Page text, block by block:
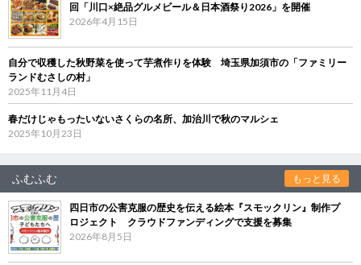
回「川口×絶品グルメビール＆日本酒祭り2026」を開催
2026年4月15日
自分で収穫した秋野菜を使って芋煮作りを体験 埼玉県加須市の「ファミリー
ランドむさしの村」
2025年11月4日
春だけじゃもったいないさくらの名所、加治川で秋のマルシェ
2025年10月23日
ふむふむ もっと見る
四日市の公害克服の歴史を伝える絵本『スモックリン』制作プ
ロジェクト クラウドファンディングで支援を募集
2026年8月5日